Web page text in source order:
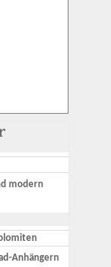
modern
Anhängern